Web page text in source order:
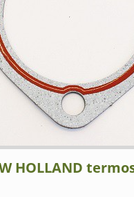
HOLLAND